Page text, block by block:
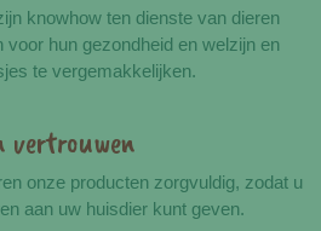
knowhow ten dienste van dieren
voor hun gezondheid en welzijn en
te vergemakkelijken.
vertrouwen
onze producten zorgvuldig, zodat u
aan uw huisdier kunt geven.